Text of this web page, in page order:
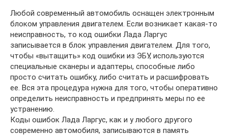
Любой современный автомобиль оснащен электронным
блоком управления двигателем. Если возникает какая-то
неисправность, то код ошибки Лада Ларгус
записывается в блок управления двигателем. Для того,
чтобы «вытащить» код ошибки из ЭБУ, используются
специальные сканеры и адаптеры, способные либо
просто считать ошибку, либо считать и расшифровать
ее. Вся эта процедура нужна для того, чтобы оперативно
определить неисправность и предпринять меры по ее
устранению.
Коды ошибок Лада Ларгус, как и у любого другого
современно автомобиля, записываются в память